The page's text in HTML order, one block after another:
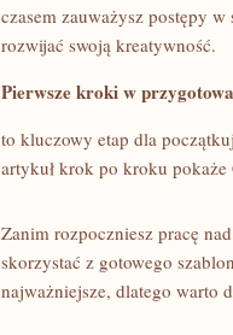
czasem zauważysz postępy
rozwijać swoją kreatywność.
Pierwsze kroki w
to kluczowy etap dla
artykuł krok ‌po‍ kroku⁣
Zanim rozpoczniesz pracę
skorzystać z⁤ gotowego
najważniejsze, dlatego warto